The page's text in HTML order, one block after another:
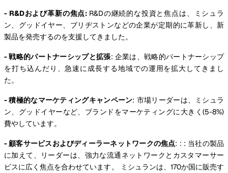
- R&Dおよび革新の焦点: R&Dの継続的な投資と焦点は、ミシュラ
ン、グッドイヤー、ブリヂストンなどの企業が定期的に革新し、新
製品を発売するのを支援してきました。
- 戦略的パートナーシップと拡張: 企業は、戦略的パートナーシップ
を打ち込んだり、急速に成長する地域での運用を拡大してきまし
た。
- 積極的なマーケティングキャンペーン: 市場リーダーは、ミシュラ
ン、グッドイヤーなど、ブランドをマーケティングに大きく(5-8%)
費やしています。
- 顧客サービスおよびディーラーネットワークの焦点: : : 当社の製品
に加えて、リーダーは、強力な流通ネットワークとカスタマーサー
ビスに広く焦点を合わせています。 ミシュランは、170か国に販売す